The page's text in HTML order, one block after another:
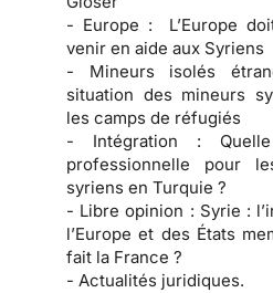
- Europe : L’Europe
venir en aide aux Syriens
- Mineurs isolés
situation des mineurs
les camps de réfugiés
- Intégration :
professionnelle pour
syriens en Turquie ?
- Libre opinion : Syrie :
l’Europe et des États
fait la France ?
- Actualités juridiques.